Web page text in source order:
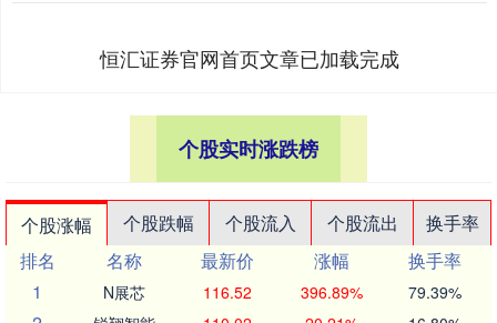
恒汇证券官网首页文章已加载完成
个股实时涨跌榜
个股涨幅 个股跌幅 个股流入 个股流出
换手率
排名
名称 最新价 涨幅
换手率
1
N展芯 116.52 396.89% 79.39%